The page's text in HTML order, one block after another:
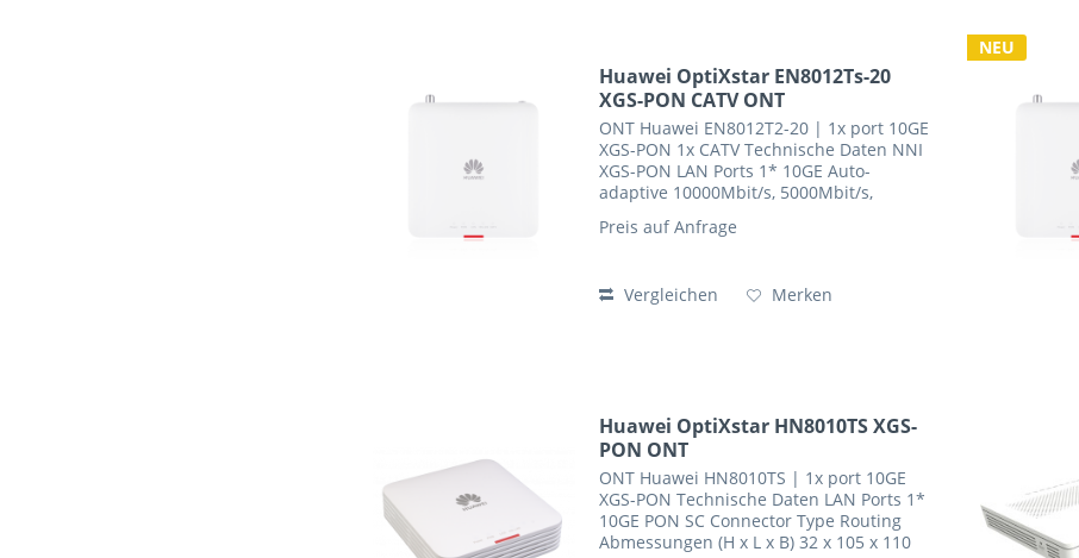
Huawei OptiXstar EN8012Ts-20
XGS-PON CATV ONT
ONT Huawei EN8012T2-20 | 1x port 10GE
XGS-PON 1x CATV Technische Daten NNI
XGS-PON LAN Ports 1* 10GE Auto-
adaptive 10000Mbit/s, 5000Mbit/s,
Optical Conector SC/APC CATV port
Preis auf Anfrage
Vergleichen Merken
NEU
Huawei OptiXstar HN8010TS XGS-
PON ONT
ONT Huawei HN8010TS | 1x port 10GE
XGS-PON Technische Daten LAN Ports 1*
10GE PON SC Connector Type Routing
Abmessungen (H x L x B) 32 x 105 x 110